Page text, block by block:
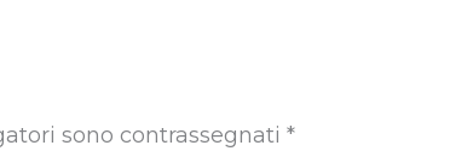
sono contrassegnati *